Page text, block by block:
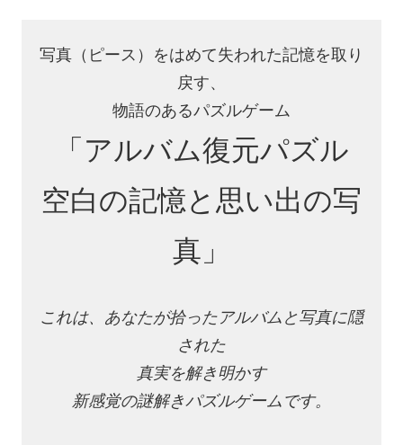
写真（ピース）をはめて失われた記憶を取り
戻す、
物語のあるパズルゲーム
「アルバム復元パズル
空白の記憶と思い出の写
真」
これは、あなたが拾ったアルバムと写真に隠
された
真実を解き明かす
新感覚の謎解きパズルゲームです。